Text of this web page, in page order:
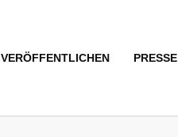
VERÖFFENTLICHEN PRESSE